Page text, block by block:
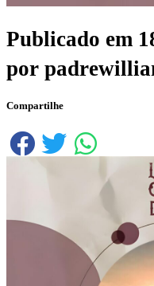
Publicado em
por
Compartilhe